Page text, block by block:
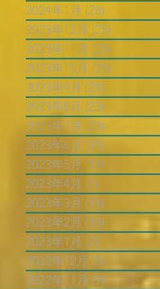
2024年1月 (28)
2023年12月 (25)
2023年11月 (25)
2023年10月 (21)
2023年9月 (21)
2023年8月 (23)
2023年7月 (23)
2023年6月 (11)
2023年5月 (11)
2023年4月 (7)
2023年3月 (11)
2023年2月 (10) 10 篇文章
2023年1月 (7)
2022年12月 (5)
2022年11月 (9) 9 篇文章